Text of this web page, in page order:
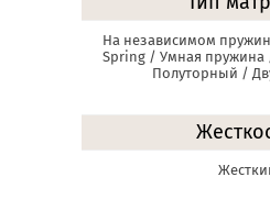
На независимом
Spring / Умная
Полуторный /